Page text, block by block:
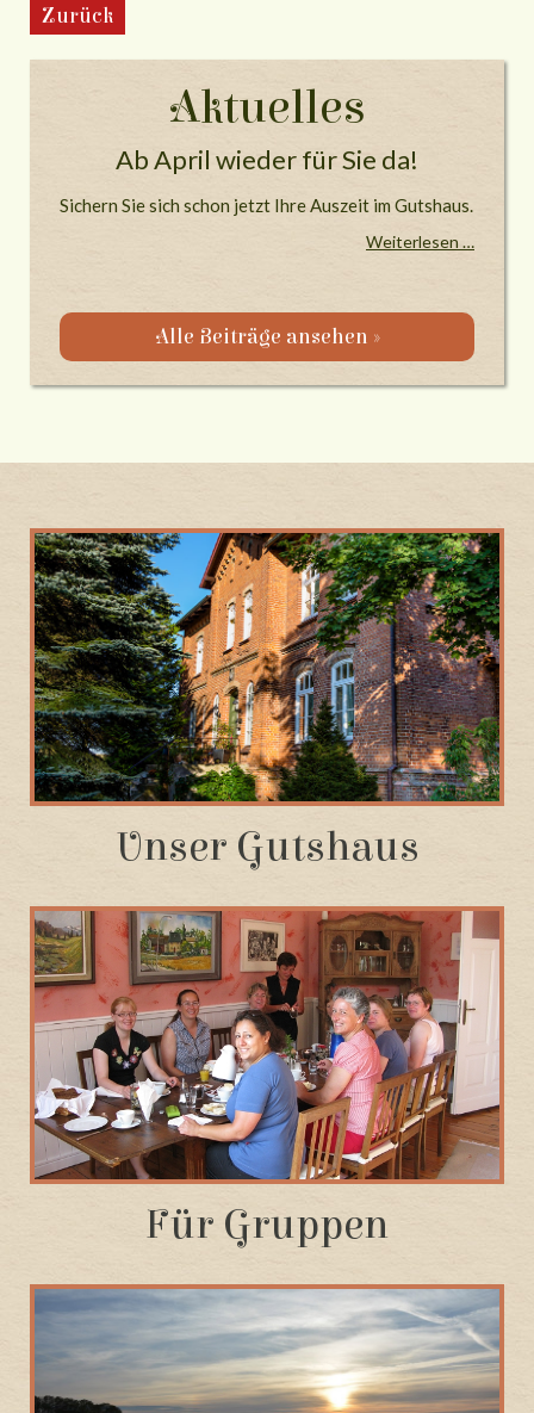
Zurück
Aktuelles
Ab April wieder für Sie da!
Sichern Sie sich schon jetzt Ihre Auszeit im Gutshaus.
Weiterlesen …
Alle Beiträge ansehen »
Unser Gutshaus
Für Gruppen